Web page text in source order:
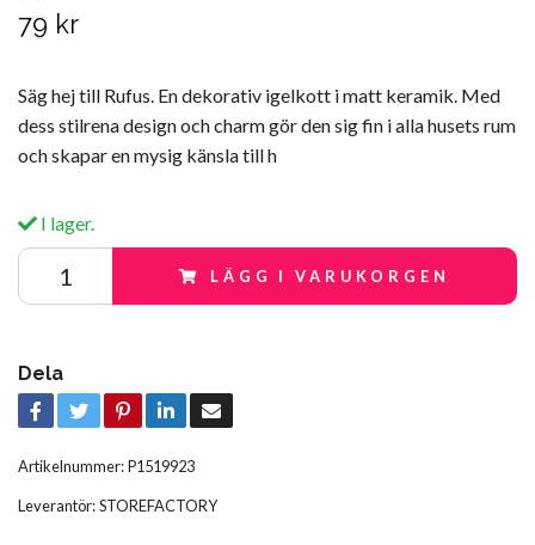
79 kr
Säg hej till Rufus. En dekorativ igelkott i matt keramik. Med
dess stilrena design och charm gör den sig fin i alla husets rum
och skapar en mysig känsla till h
I lager.
LÄGG I VARUKORGEN
Dela
Artikelnummer:P1519923
Leverantör:STOREFACTORY